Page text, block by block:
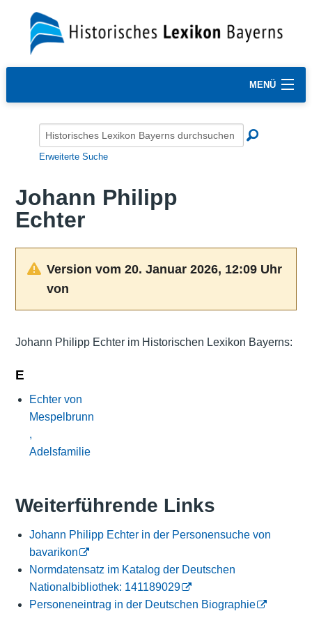
MENÜ
Erweiterte Suche
Johann Philipp
Echter
Version vom 20. Januar 2026, 12:09 Uhr
von
Johann Philipp Echter im Historischen Lexikon Bayerns:
E
Echter von
Mespelbrunn
,
Adelsfamilie
Weiterführende Links
Johann Philipp Echter in der Personensuche von
bavarikon
Normdatensatz im Katalog der Deutschen
Nationalbibliothek: 141189029
Personeneintrag in der Deutschen Biographie